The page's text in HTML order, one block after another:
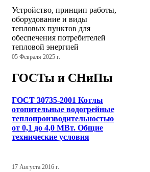
Устройство, принцип работы,
оборудование и виды
тепловых пунктов для
обеспечения потребителей
тепловой энергией
05 Февраля 2025 г.
ГОСТы и СНиПы
ГОСТ 30735-2001 Котлы
отопительные водогрейные
теплопроизводительностью
от 0,1 до 4,0 МВт. Общие
технические условия
17 Августа 2016 г.